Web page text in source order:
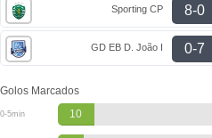
Sporting CP 8-0
GD EB D. João I 0-7
Golos Marcados
0-5min 10